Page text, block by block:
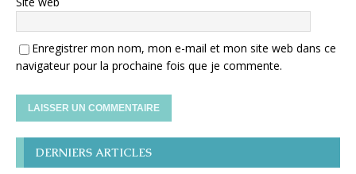
Enregistrer mon nom, mon e-mail et mon site web dans ce
navigateur pour la prochaine fois que je commente.
DERNIERS ARTICLES